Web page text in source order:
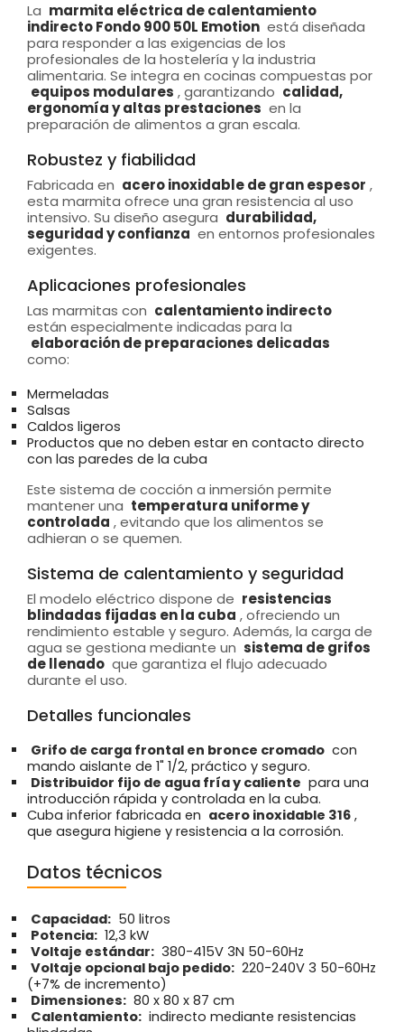
La marmita eléctrica de calentamiento
indirecto Fondo 900 50L Emotion está diseñada
para responder a las exigencias de los
profesionales de la hostelería y la industria
alimentaria. Se integra en cocinas compuestas por
equipos modulares , garantizando calidad,
ergonomía y altas prestaciones en la
preparación de alimentos a gran escala.
Robustez y fiabilidad
Fabricada en acero inoxidable de gran espesor ,
esta marmita ofrece una gran resistencia al uso
intensivo. Su diseño asegura durabilidad,
seguridad y confianza en entornos profesionales
exigentes.
Aplicaciones profesionales
Las marmitas con calentamiento indirecto
están especialmente indicadas para la
elaboración de preparaciones delicadas
como:
Mermeladas
Salsas
Caldos ligeros
Productos que no deben estar en contacto directo
con las paredes de la cuba
Este sistema de cocción a inmersión permite
mantener una temperatura uniforme y
controlada , evitando que los alimentos se
adhieran o se quemen.
Sistema de calentamiento y seguridad
El modelo eléctrico dispone de resistencias
blindadas fijadas en la cuba , ofreciendo un
rendimiento estable y seguro. Además, la carga de
agua se gestiona mediante un sistema de grifos
de llenado que garantiza el flujo adecuado
durante el uso.
Detalles funcionales
Grifo de carga frontal en bronce cromado con
mando aislante de 1" 1/2, práctico y seguro.
Distribuidor fijo de agua fría y caliente para una
introducción rápida y controlada en la cuba.
Cuba inferior fabricada en acero inoxidable 316 ,
que asegura higiene y resistencia a la corrosión.
Datos técnicos
Capacidad: 50 litros
Potencia: 12,3 kW
Voltaje estándar: 380-415V 3N 50-60Hz
Voltaje opcional bajo pedido: 220-240V 3 50-60Hz
(+7% de incremento)
Dimensiones: 80 x 80 x 87 cm
Calentamiento: indirecto mediante resistencias